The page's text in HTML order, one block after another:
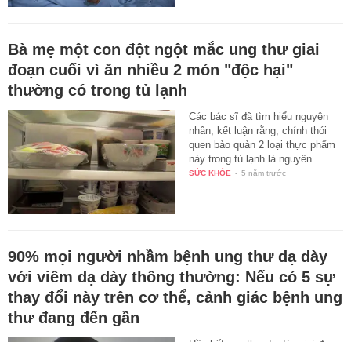
Bà mẹ một con đột ngột mắc ung thư giai
đoạn cuối vì ăn nhiều 2 món "độc hại"
thường có trong tủ lạnh
Các bác sĩ đã tìm hiểu nguyên
nhân, kết luận rằng, chính thói
quen bảo quản 2 loại thực phẩm
này trong tủ lạnh là nguyên…
SỨC KHỎE - 5 năm trước
90% mọi người nhầm bệnh ung thư dạ dày
với viêm dạ dày thông thường: Nếu có 5 sự
thay đổi này trên cơ thể, cảnh giác bệnh ung
thư đang đến gần